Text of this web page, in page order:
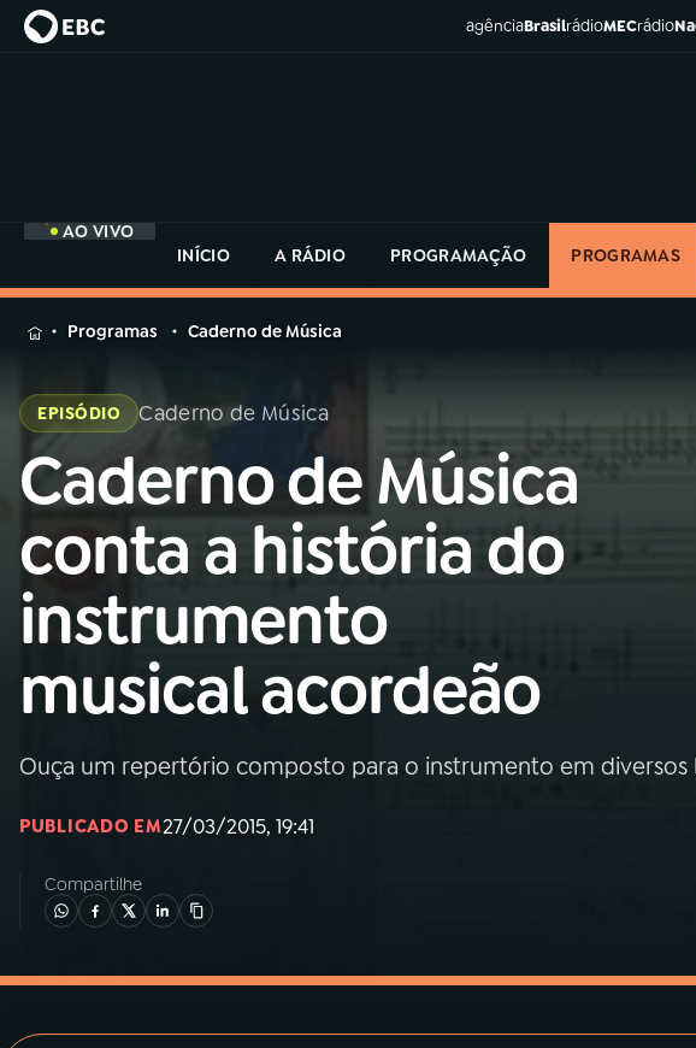
agênciaBrasilrádioMECrádio
AO VIVO
INÍCIO
A RÁDIO PROGRAMAÇÃO PROGRAMAS
MENU
Buscar
na
Rádio
MEC
Início AO VIVO
01INÍCIO
02 A RÁDIO
03PROGRAMAÇÃO
05PODCASTS
na
Rádio
Programas Caderno de Música
EPISÓDIO Caderno de Música
Caderno de Música
conta a história do
instrumento
musical acordeão
Ouça um repertório composto para o instrumento em diversos
PUBLICADO EM27/03/2015, 19:41
Compartilhe